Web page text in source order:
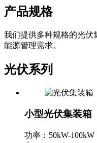
产品规格
我们提供多种规格的光伏
能源管理需求。
光伏系列
小型光伏集装箱
功率：50kW-